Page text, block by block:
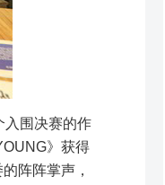
入围决赛的作
》获得
阵阵掌声，